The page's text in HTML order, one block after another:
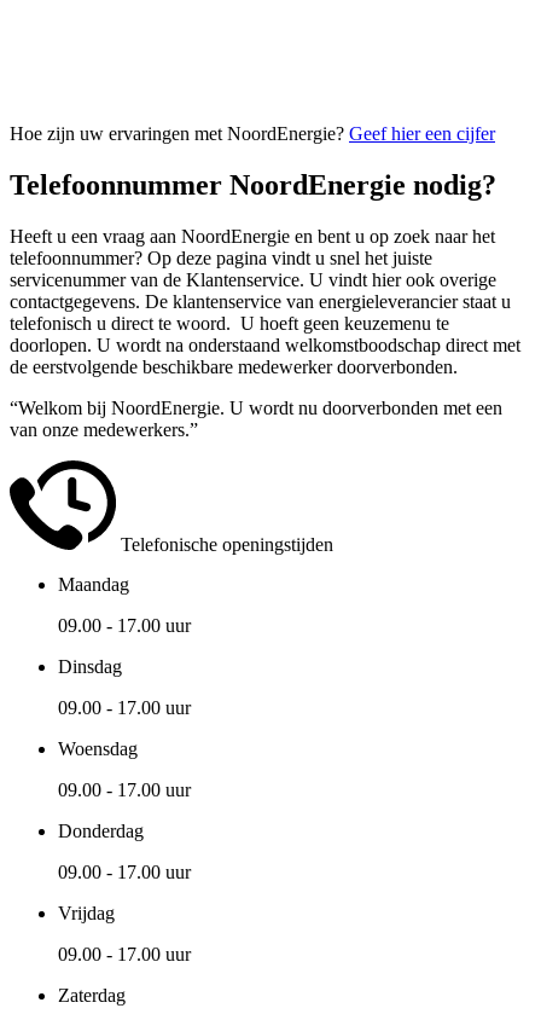
Hoe zijn uw ervaringen met NoordEnergie? Geef hier een cijfer
Telefoonnummer NoordEnergie nodig?
Heeft u een vraag aan NoordEnergie en bent u op zoek naar het
telefoonnummer? Op deze pagina vindt u snel het juiste
servicenummer van de Klantenservice. U vindt hier ook overige
contactgegevens. De klantenservice van energieleverancier staat u
telefonisch u direct te woord. U hoeft geen keuzemenu te
doorlopen. U wordt na onderstaand welkomstboodschap direct met
de eerstvolgende beschikbare medewerker doorverbonden.
“Welkom bij NoordEnergie. U wordt nu doorverbonden met een
van onze medewerkers.”
Telefonische openingstijden
Maandag
09.00 - 17.00 uur
Dinsdag
09.00 - 17.00 uur
Woensdag
09.00 - 17.00 uur
Donderdag
09.00 - 17.00 uur
Vrijdag
09.00 - 17.00 uur
Zaterdag